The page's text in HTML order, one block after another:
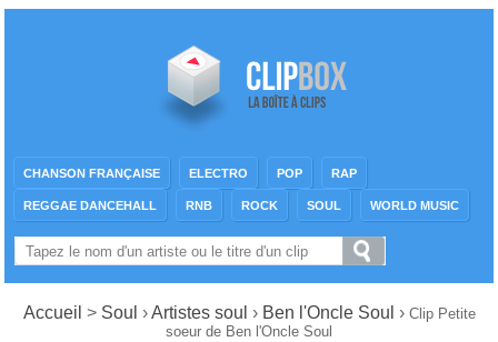
CHANSON FRANÇAISE ELECTRO POP RAP
REGGAE DANCEHALL RNB ROCK SOUL WORLD MUSIC
Accueil > Soul ›Artistes soul › Ben l'Oncle Soul › Clip Petite
soeur de Ben l'Oncle Soul